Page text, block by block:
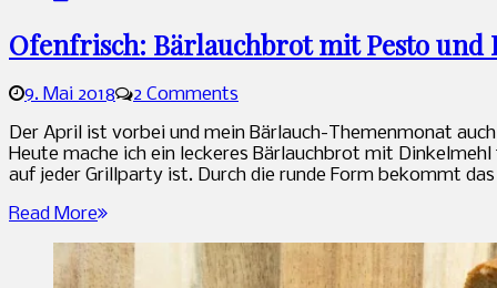
Ofenfrisch: Bärlauchbrot mit Pesto und
9. Mai 2018
2 Comments
Der April ist vorbei und mein Bärlauch-Themenmonat
Heute mache ich ein leckeres Bärlauchbrot mit
auf jeder Grillparty ist. Durch die runde Form bekommt
Read More